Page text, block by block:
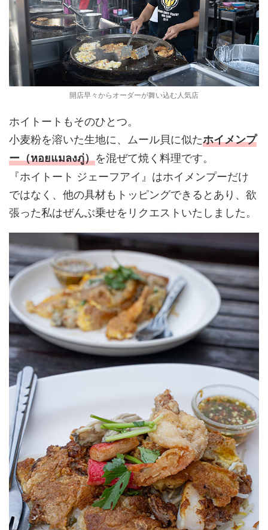
開店早々からオーダーが舞い込む人気店
ホイトートもそのひとつ。
小麦粉を溶いた生地に、ムール貝に似たホイメンプ
ー（หอยแมลงภู่）を混ぜて焼く料理です。
『ホイトート ジェーフアイ』はホイメンプーだけ
ではなく、他の具材もトッピングできるとあり、欲
張った私はぜんぶ乗せをリクエストいたしました。